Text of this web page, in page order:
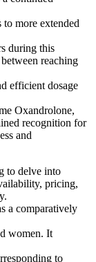
to more extended
during this
reaching
efficient dosage
Oxandrolone,
recognition for
and
to delve into
pricing,
a comparatively
women. It
to